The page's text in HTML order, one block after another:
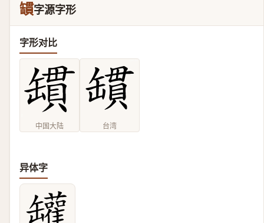
罆字源字形
字形对比
中国大陆 台湾
异体字